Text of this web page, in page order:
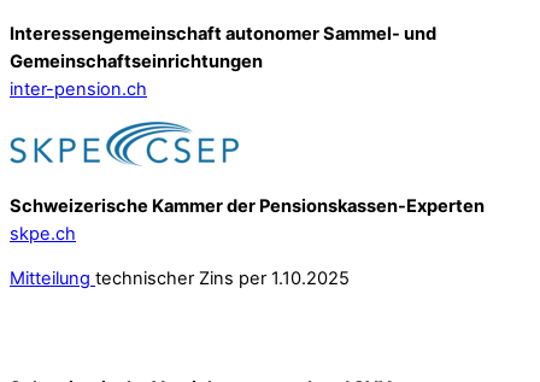
Interessengemeinschaft autonomer Sammel- und
Gemeinschafts­einrichtungen
inter-pension.ch
Schweizerische Kammer der Pensionskassen-Experten
skpe.ch
Mitteilung technischer Zins per 1.10.2025